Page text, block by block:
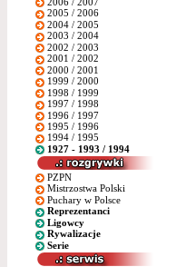
2005 / 2006
2004 / 2005
2003 / 2004
2002 / 2003
2001 / 2002
2000 / 2001
1999 / 2000
1998 / 1999
1997 / 1998
1996 / 1997
1995 / 1996
1994 / 1995
1927 - 1993 / 1994
PZPN
Mistrzostwa Polski
Puchary w Polsce
Reprezentanci
Ligowcy
Rywalizacje
Serie